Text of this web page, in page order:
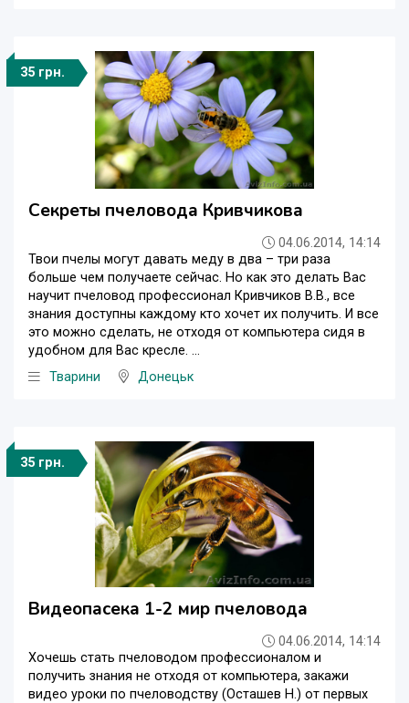
35 грн.
Секреты пчеловода Кривчикова
04.06.2014, 14:14
Твои пчелы могут давать меду в два – три раза
больше чем получаете сейчас. Но как это делать Вас
научит пчеловод профессионал Кривчиков В.В., все
знания доступны каждому кто хочет их получить. И все
это можно сделать, не отходя от компьютера сидя в
удобном для Вас кресле. ...
Тварини
Донецьк
35 грн.
Видеопасека 1-2 мир пчеловода
04.06.2014, 14:14
Хочешь стать пчеловодом профессионалом и
получить знания не отходя от компьютера, закажи
видео уроки по пчеловодству (Осташев Н.) от первых